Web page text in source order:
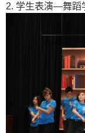
2. 学生表演—舞蹈